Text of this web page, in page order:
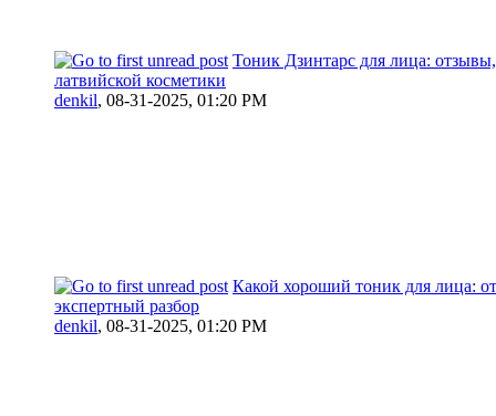
Тоник Дзинтарс для лица:
латвийской косметики
denkil, 08-31-2025, 01:20 PM
Какой хороший тоник для лица:
экспертный разбор
denkil, 08-31-2025, 01:20 PM